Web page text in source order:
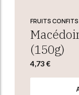
FRUITS CONFITS
(150g)
4,73 €